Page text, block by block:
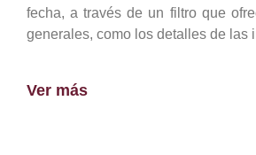
fecha, a través de un filtro que
generales, como los detalles de las
Ver más